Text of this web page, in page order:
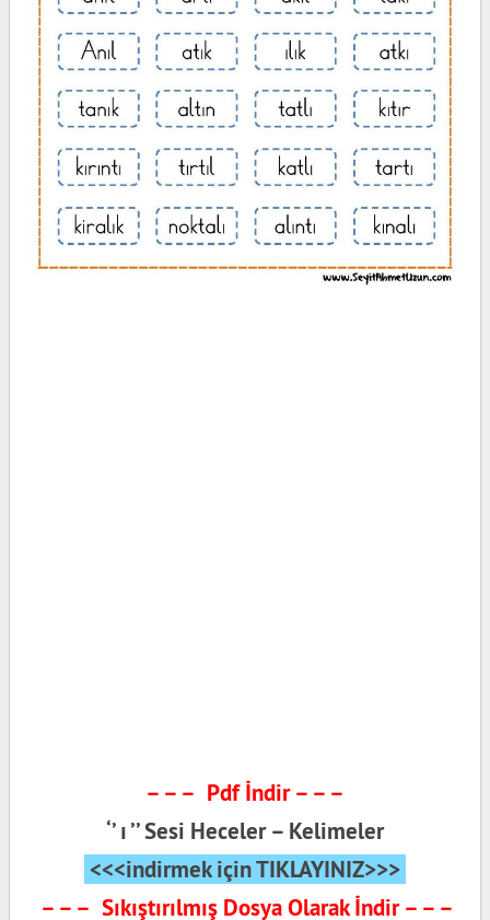
– – – Pdf İndir – – –
‘’ ı ’’ Sesi Heceler – Kelimeler
<<<indirmek için TIKLAYINIZ>>>
– – – Sıkıştırılmış Dosya Olarak İndir – – –